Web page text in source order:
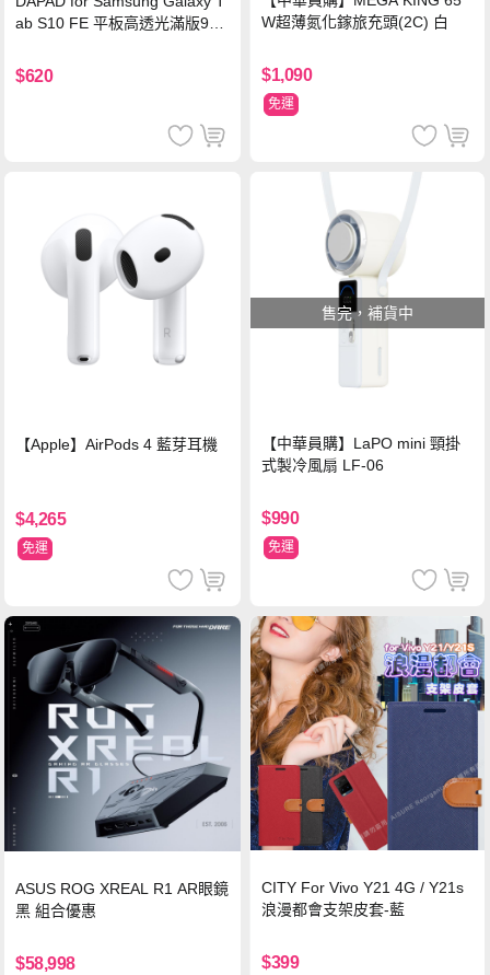
ab S10 FE 平板高透光滿版9H
$620
W超薄氮化鎵旅充頭(2C) 白
$1,090
免運
【Apple】AirPods 4 藍芽耳機
$4,265
免運
售完，補貨中
【中華員購】LaPO mini 頸掛
式製冷風扇 LF-06
$990
免運
ASUS ROG XREAL R1 AR眼鏡
黑 組合優惠
$58,998
CITY For Vivo Y21 4G / Y21s
浪漫都會支架皮套-藍
$399